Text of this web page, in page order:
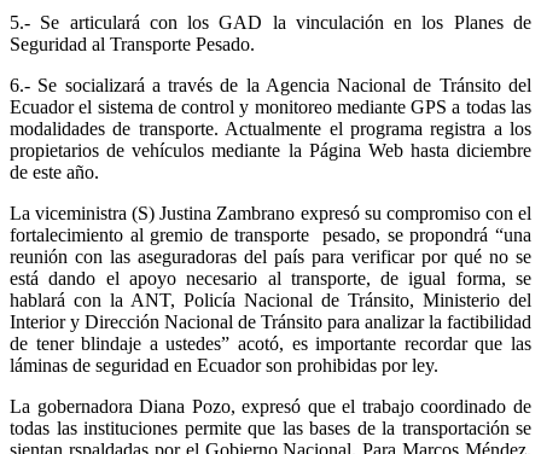
5.- Se articulará con los GAD la vinculación en los Planes de
Seguridad al Transporte Pesado.
6.- Se socializará a través de la Agencia Nacional de Tránsito del
Ecuador el sistema de control y monitoreo mediante GPS a todas las
modalidades de transporte. Actualmente el programa registra a los
propietarios de vehículos mediante la Página Web hasta diciembre
de este año.
La viceministra (S) Justina Zambrano expresó su compromiso con el
fortalecimiento al gremio de transporte pesado, se propondrá “una
reunión con las aseguradoras del país para verificar por qué no se
está dando el apoyo necesario al transporte, de igual forma, se
hablará con la ANT, Policía Nacional de Tránsito, Ministerio del
Interior y Dirección Nacional de Tránsito para analizar la factibilidad
de tener blindaje a ustedes” acotó, es importante recordar que las
láminas de seguridad en Ecuador son prohibidas por ley.
La gobernadora Diana Pozo, expresó que el trabajo coordinado de
todas las instituciones permite que las bases de la transportación se
sientan rspaldadas por el Gobierno Nacional. Para Marcos Méndez,